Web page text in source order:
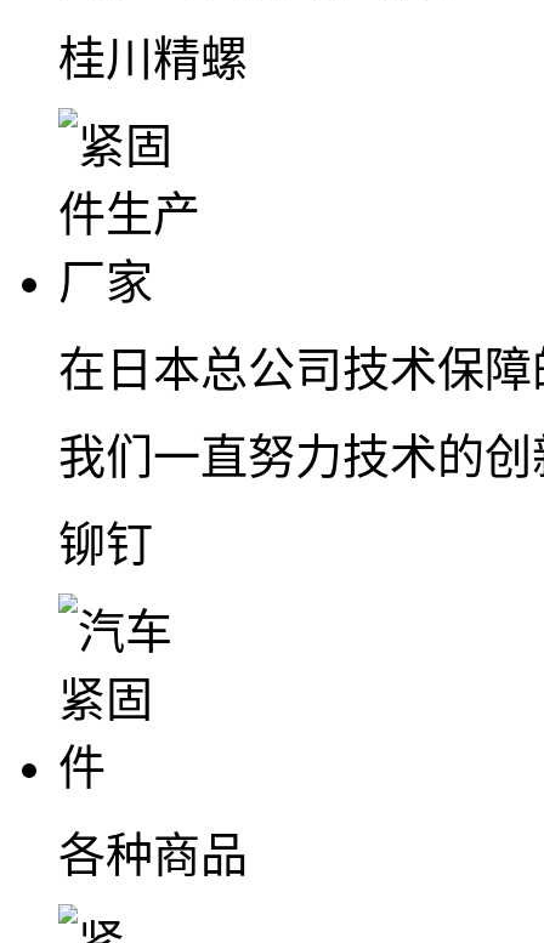
桂川精螺
在日本总公司技术保
我们一直努力技术的创
铆钉
各种商品